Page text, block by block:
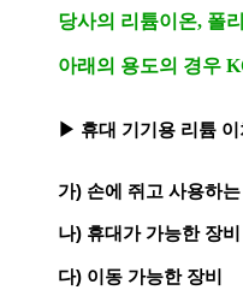
당사의 리튬이온, 폴
아래의 용도의 경우
▶ 휴대 기기용 리튬 이
가) 손에 쥐고 사용하
나) 휴대가 가능한 장
다) 이동 가능한 장비